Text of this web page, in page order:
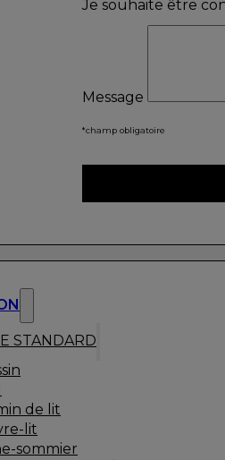
Je souhaite être
Message
*champ obligatoire
STANDARD
de lit
lit
sommier